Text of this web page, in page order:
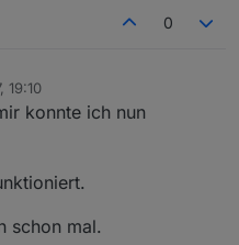
0
19:10
konnte ich nun
schon mal.